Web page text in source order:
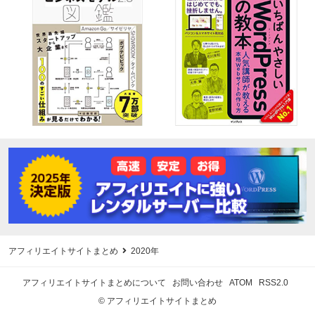
アフィリエイトサイトまとめ 2020年
アフィリエイトサイトまとめについて お問い合わせ ATOM
RSS2.0
© アフィリエイトサイトまとめ